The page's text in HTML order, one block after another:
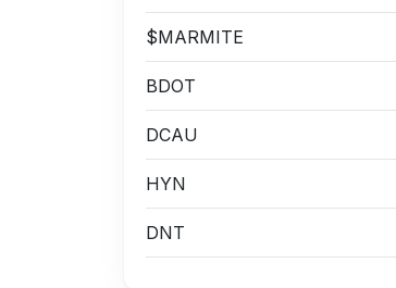
$MARMITE
BDOT
DCAU
HYN
DNT